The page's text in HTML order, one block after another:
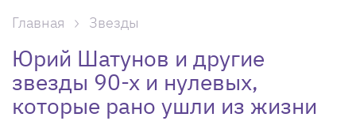
Главная Звезды
Юрий Шатунов и другие
звезды 90-х и нулевых,
которые рано ушли из жизни